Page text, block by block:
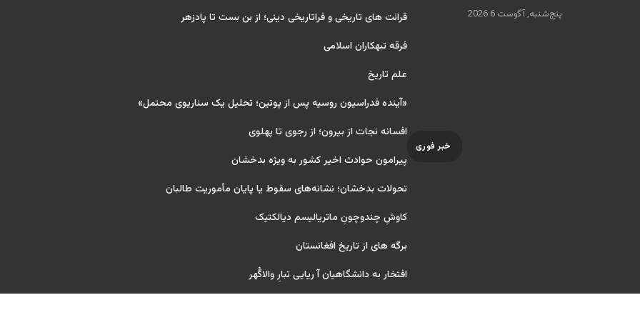
پنج‌شنبه, آگوست 6 2026
خبر فوری
قرائت های تاریخی و فراتاریخی دینی؛ از بن بست تا پادزهر
فرقه تبهکاران اسلامی
علم تاریخ
«آینده فدراسیون روسیه پس از پوتین؛ تحلیل یک سناریوی محتمل»
افسانه نجات از بیرون؛ از رجوی تا پهلوی
پیرامون حوادث اخیر کشور به ویژه بدخشان
تحولات بدخشان؛ نشانه‌های سقوط یا پایان مأموریت طالبان
کاوشِ چندو‌چونِ ماتریالیسم دیالکتیک
برگه های از تاریخ افغانستان
افتخار به دانشگاهیان آ ریایی تبارِ والاگُهر